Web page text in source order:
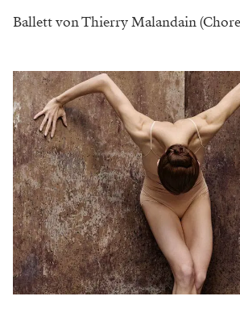
Ballett von Thierry Malandain